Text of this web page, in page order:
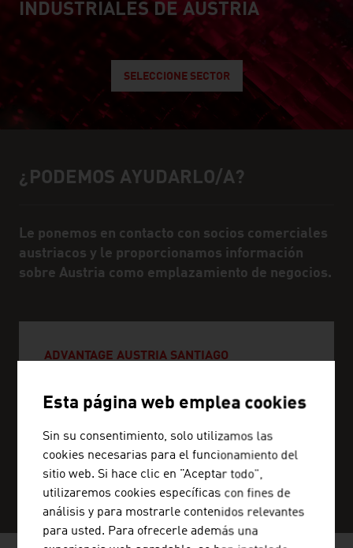
INDUSTRIALES DE AUSTRIA
SELECCIONE SECTOR
Ayuda y personas de contacto
¿PODEMOS AYUDARLO/A?
Le ponemos en contacto con socios comerciales
austriacos y le proporcionamos información
sobre Austria como emplazamiento de negocios.
ADVANTAGE AUSTRIA SANTIAGO
santiago@advantageaustria.org
SERVICE CENTER
Esta página web emplea cookies
Sin su consentimiento, solo utilizamos las
cookies necesarias para el funcionamiento del
sitio web. Si hace clic en "Aceptar todo",
utilizaremos cookies específicas con fines de
análisis y para mostrarle contenidos relevantes
para usted. Para ofrecerle además una